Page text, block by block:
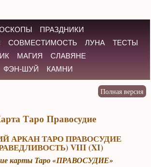
ПРАЗДНИКИ
СОВМЕСТИМОСТЬ ЛУНА
ТЕСТЫ
МАГИЯ
СЛАВЯНЕ
ФЭН-ШУЙ КАМНИ
Таро Правосудие
АРКАН ТАРО ПРАВОСУДИЕ
VIII (XI)
карты Таро «ПРАВОСУДИЕ»